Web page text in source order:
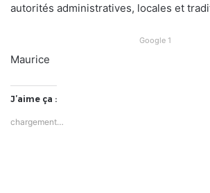
autorités administratives, locales et
Google 1
Maurice
J’aime ça :
chargement…